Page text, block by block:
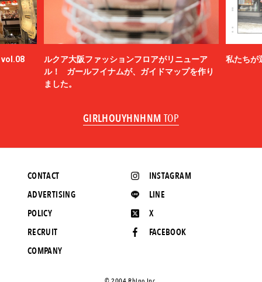
vol.08
ルクア大阪ファッションフロアがリニューア
ル！ ガールフイナムが、ガイドマップを作り
ました。
私たちが
GIRLHOUYHNHNM TOP
INSTAGRAM
LINE
X
FACEBOOK
CONTACT
ADVERTISING
POLICY
RECRUIT
COMPANY